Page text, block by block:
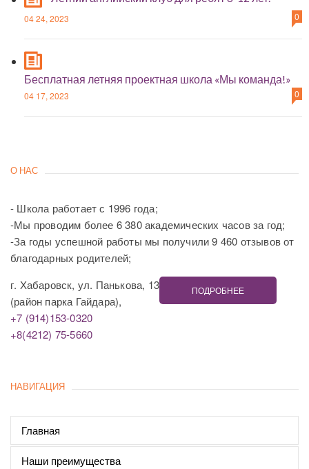
04 24, 2023 0
Бесплатная летняя проектная школа «Мы команда!»
04 17, 2023 0
О НАС
- Школа работает с 1996 года;
-Мы проводим более 6 380 академических часов за год;
-За годы успешной работы мы получили 9 460 отзывов от
благодарных родителей;
г. Хабаровск, ул. Панькова, 13
(район парка Гайдара),
+7 (914)153-0320
+8(4212) 75-5660
ПОДРОБНЕЕ
НАВИГАЦИЯ
Главная
Наши преимущества